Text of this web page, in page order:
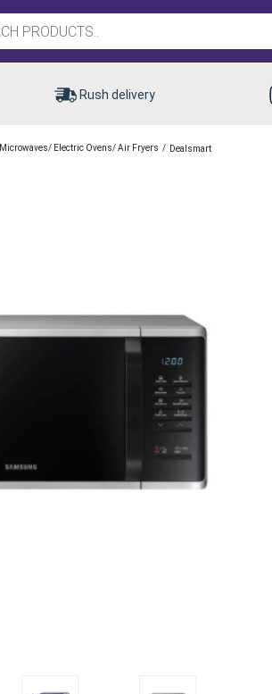
Rush delivery
Microwaves/ Electric Ovens/ Air Fryers / Dealsmart